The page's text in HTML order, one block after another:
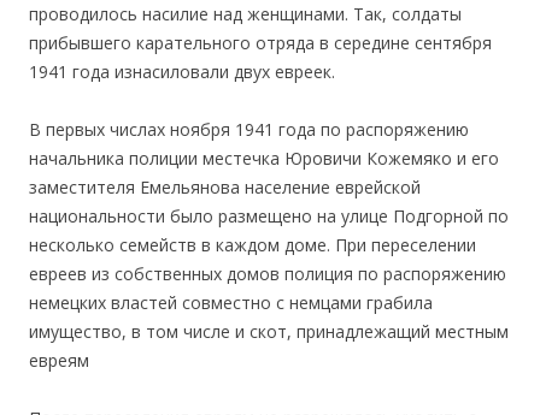
проводилось насилие над женщинами. Так, солдаты
прибывшего карательного отряда в середине сентября
1941 года изнасиловали двух евреек.
В первых числах ноября 1941 года по распоряжению
начальника полиции местечка Юровичи Кожемяко и его
заместителя Емельянова население еврейской
национальности было размещено на улице Подгорной по
несколько семейств в каждом доме. При переселении
евреев из собственных домов полиция по распоряжению
немецких властей совместно с немцами грабила
имущество, в том числе и скот, принадлежащий местным
евреям